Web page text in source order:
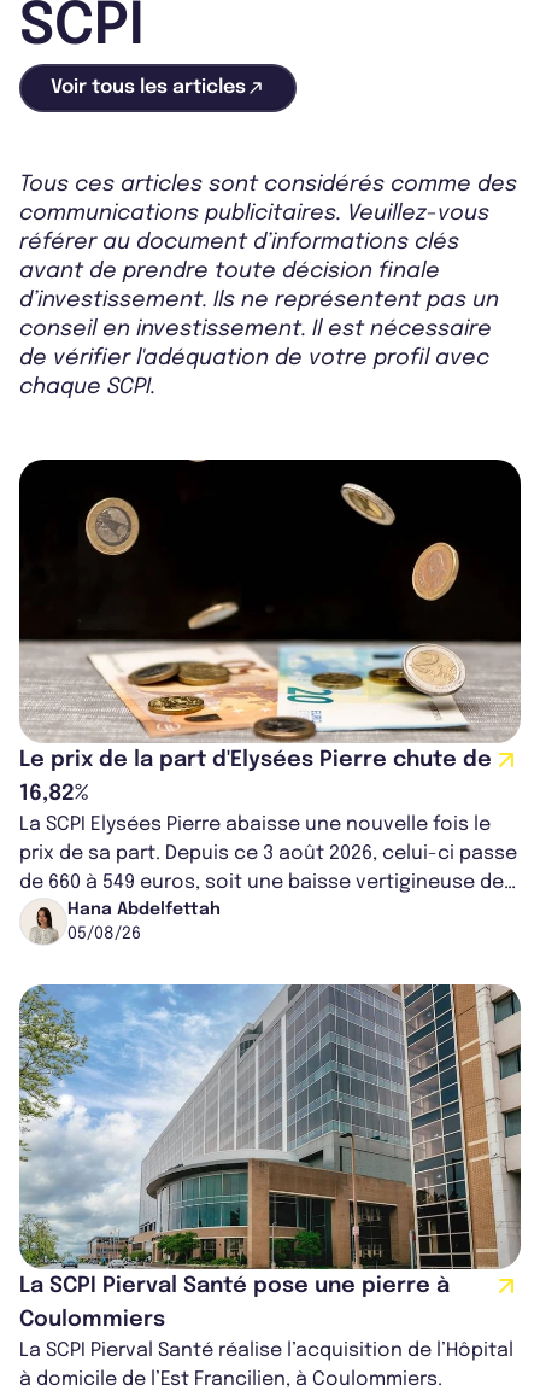
SCPI
Voir tous les articles
Tous ces articles sont considérés comme des
communications publicitaires. Veuillez-vous
référer au document d’informations clés
avant de prendre toute décision finale
d’investissement. Ils ne représentent pas un
conseil en investissement. Il est nécessaire
de vérifier l'adéquation de votre profil avec
chaque SCPI.
Le prix de la part d'Elysées Pierre chute de
16,82%
La SCPI Elysées Pierre abaisse une nouvelle fois le
prix de sa part. Depuis ce 3 août 2026, celui-ci passe
de 660 à 549 euros, soit une baisse vertigineuse de
16,82%. Cette nouvell...
Hana Abdelfettah
05/08/26
La SCPI Pierval Santé pose une pierre à
Coulommiers
La SCPI Pierval Santé réalise l’acquisition de l’Hôpital
à domicile de l’Est Francilien, à Coulommiers.